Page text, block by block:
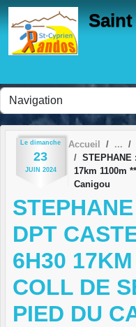
Le dimanche
23
JUIN 2024
Accueil
STEPHANE
17km 1100m
Canigou
DPT
6H30
COLL DE
PIED DU
Panneau de gestion des